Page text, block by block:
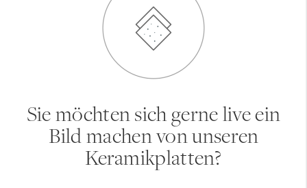
Sie möchten sich gerne live ein
Bild machen von unseren
Keramikplatten?